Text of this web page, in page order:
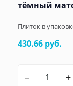
тёмный
Плиток в
430.66 руб.
– +